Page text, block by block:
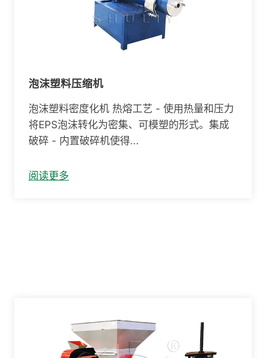
泡沫塑料压缩机
泡沫塑料密度化机 热熔工艺 - 使用热量和压力
将EPS泡沫转化为密集、可模塑的形式。集成
破碎 - 内置破碎机使得...
阅读更多